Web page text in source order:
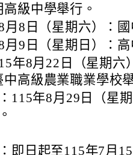
級中學舉行。
月8日（星期六）：
月9日（星期日）：
年8月22日（星期六
中高級農業職業學校
115年8月29日（星
即日起至115年7月